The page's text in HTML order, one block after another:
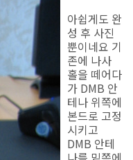
아쉽게도 완
성 후 사진
뿐이네요 기
존에 나사
홀을 떼어다
가 DMB 안
테나 위쪽에
본드로 고정
시키고
DMB 안테